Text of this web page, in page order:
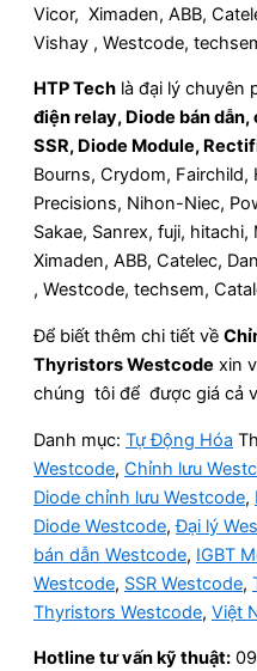
Vicor, Ximaden, ABB,
Vishay , Westcode,
HTP Tech là đại lý chuyên
điện relay, Diode bán
SSR, Diode Module,
Bourns, Crydom, Fairchild,
Precisions, Nihon-Niec,
Sakae, Sanrex, fuji,
Ximaden, ABB, Catelec,
, Westcode, techsem,
Để biết thêm chi tiết về
ThyristorsWestcode xin
chúng tôi để được giá cả
Danh mục: Tự Động Hóa
Westcode, Chỉnh lưu
Diode chỉnh lưu Westcode,
Diode Westcode,Đại lý
bán dẫn Westcode, IGBT
Westcode, SSR Westcode,
Thyristors Westcode, Việt
Hotline tư vấn kỹ thuật: